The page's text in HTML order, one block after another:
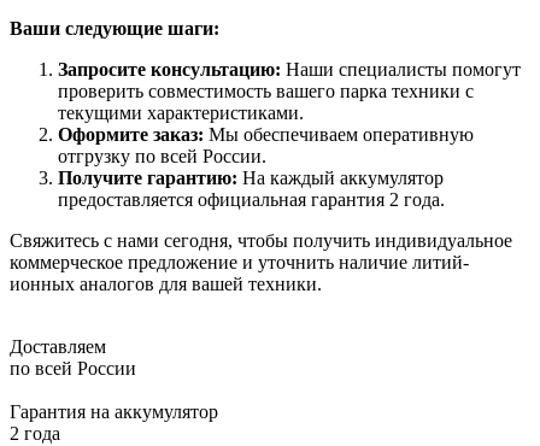
Ваши следующие шаги:
Запросите консультацию: Наши специалисты помогут
проверить совместимость вашего парка техники с
текущими характеристиками.
Оформите заказ: Мы обеспечиваем оперативную
отгрузку по всей России.
Получите гарантию: На каждый аккумулятор
предоставляется официальная гарантия 2 года.
Свяжитесь с нами сегодня, чтобы получить индивидуальное
коммерческое предложение и уточнить наличие литий-
ионных аналогов для вашей техники.
Доставляем
по всей России
Гарантия на аккумулятор
2 года